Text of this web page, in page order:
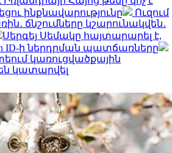
ինքնավարությունը
Ուզում
ճնշումները կշարունակվեն․
Սերգեյ Սեմակը հայտարարել է,
ID-ի ներդրման պատճառները
կառուցվածքային
կատարվել